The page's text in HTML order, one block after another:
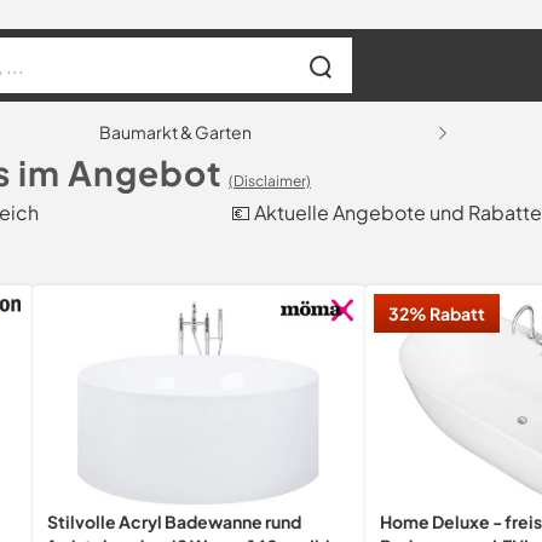
Baumarkt & Garten
im Angebot (Disclaimer)
💶 Aktuelle Angebote und Rabatte
Stilvolle Acryl Badewanne rund
32% Rabatt
Home Deluxe -